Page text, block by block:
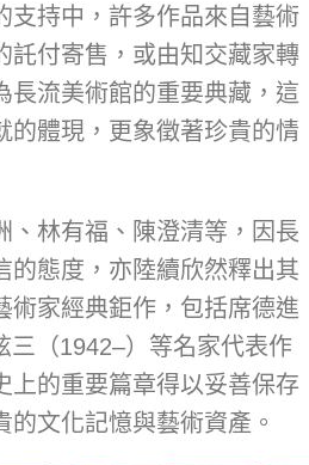
支持中，許多作品來自藝術
託付寄售，或由知交藏家轉
長流美術館的重要典藏，這
的體現，更象徵著珍貴的情
、林有福、陳澄清等，因長
的態度，亦陸續欣然釋出其
術家經典鉅作，包括席德進
三（1942–）等名家代表作
上的重要篇章得以妥善保存
文化記憶與藝術資產。